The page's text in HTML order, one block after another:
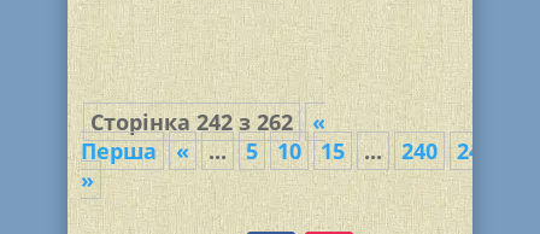
в Израиле городе Реховот. Живя в
Днепродзержинске Зоя Янова
работала в газете...
Сторінка 242 з 262
«
Перша
« ... 5 10 15 ... 240 241
»